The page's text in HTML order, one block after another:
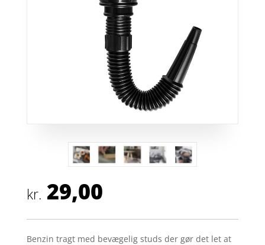
kr. 29,00
Benzin tragt med bevægelig studs der gør det let at